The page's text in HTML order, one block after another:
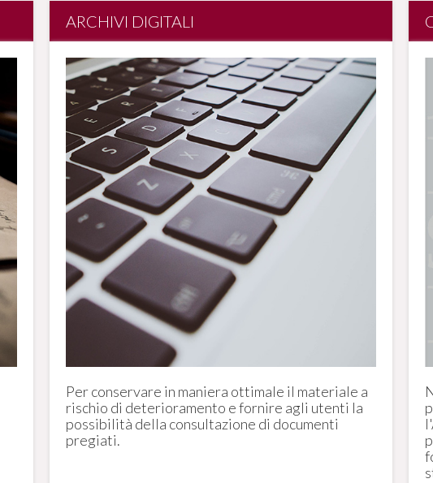
ARCHIVI DIGITALI
Per conservare in maniera ottimale il materiale a
rischio di deterioramento e fornire agli utenti la
possibilità della consultazione di documenti
pregiati.